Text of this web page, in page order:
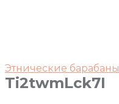
Этнические барабаны
Ti2twmLck7I